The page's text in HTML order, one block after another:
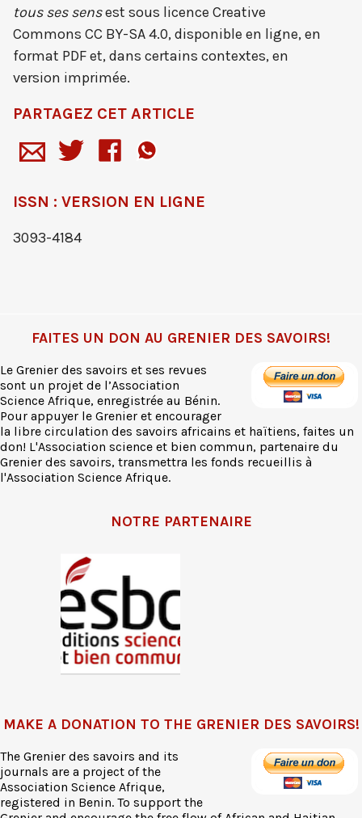
tous ses sensest sous licence Creative
Commons CC BY-SA 4.0, disponible en ligne, en
format PDF et, dans certains contextes, en
version imprimée.
PARTAGEZ CET ARTICLE
ISSN : VERSION EN LIGNE
3093-4184
FAITES UN DON AU GRENIER DES SAVOIRS!
Le Grenier des savoirs et ses revues
sont un projet de l’Association
Science Afrique, enregistrée au Bénin.
Pour appuyer le Grenier et encourager
la libre circulation des savoirs africains et haïtiens, faites un
don! L'Association science et bien commun, partenaire du
Grenier des savoirs, transmettra les fonds recueillis à
l'Association Science Afrique.
NOTRE PARTENAIRE
MAKE A DONATION TO THE GRENIER DES SAVOIRS!
The Grenier des savoirs and its
journals are a project of the
Association Science Afrique,
registered in Benin. To support the